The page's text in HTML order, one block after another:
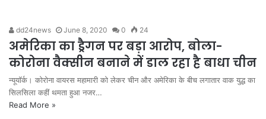
dd24news June 8, 2020 0 24
अमेरिका का ड्रैगन पर बड़ा आरोप, बोला-
कोरोना वैक्सीन बनाने में डाल रहा है बाधा चीन
न्यूयॉर्क। कोरोना वायरस महामारी को लेकर चीन और अमेरिका के बीच लगातार वाक युद्ध का
सिलसिला कहीं थमता हुआ नजर…
Read More »